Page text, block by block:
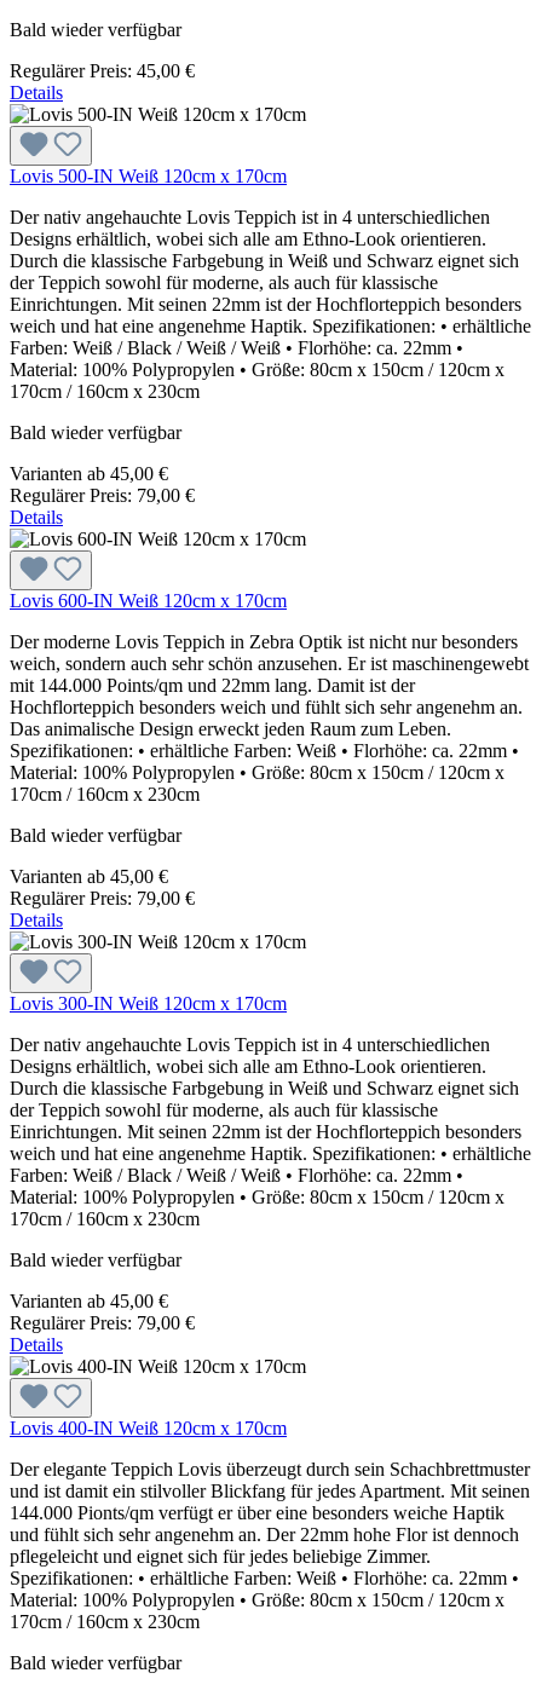
Bald wieder verfügbar
Regulärer Preis: 45,00 €
Details
Lovis 500-IN Weiß 120cm x 170cm
Der nativ angehauchte Lovis Teppich ist in 4 unterschiedlichen
Designs erhältlich, wobei sich alle am Ethno-Look orientieren.
Durch die klassische Farbgebung in Weiß und Schwarz eignet sich
der Teppich sowohl für moderne, als auch für klassische
Einrichtungen. Mit seinen 22mm ist der Hochflorteppich besonders
weich und hat eine angenehme Haptik. Spezifikationen: • erhältliche
Farben: Weiß / Black / Weiß / Weiß • Florhöhe: ca. 22mm •
Material: 100% Polypropylen • Größe: 80cm x 150cm / 120cm x
170cm / 160cm x 230cm
Bald wieder verfügbar
Varianten ab 45,00 €
Regulärer Preis: 79,00 €
Details
Lovis 600-IN Weiß 120cm x 170cm
Der moderne Lovis Teppich in Zebra Optik ist nicht nur besonders
weich, sondern auch sehr schön anzusehen. Er ist maschinengewebt
mit 144.000 Points/qm und 22mm lang. Damit ist der
Hochflorteppich besonders weich und fühlt sich sehr angenehm an.
Das animalische Design erweckt jeden Raum zum Leben.
Spezifikationen: • erhältliche Farben: Weiß • Florhöhe: ca. 22mm •
Material: 100% Polypropylen • Größe: 80cm x 150cm / 120cm x
170cm / 160cm x 230cm
Bald wieder verfügbar
Varianten ab 45,00 €
Regulärer Preis: 79,00 €
Details
Lovis 300-IN Weiß 120cm x 170cm
Der nativ angehauchte Lovis Teppich ist in 4 unterschiedlichen
Designs erhältlich, wobei sich alle am Ethno-Look orientieren.
Durch die klassische Farbgebung in Weiß und Schwarz eignet sich
der Teppich sowohl für moderne, als auch für klassische
Einrichtungen. Mit seinen 22mm ist der Hochflorteppich besonders
weich und hat eine angenehme Haptik. Spezifikationen: • erhältliche
Farben: Weiß / Black / Weiß / Weiß • Florhöhe: ca. 22mm •
Material: 100% Polypropylen • Größe: 80cm x 150cm / 120cm x
170cm / 160cm x 230cm
Bald wieder verfügbar
Varianten ab 45,00 €
Regulärer Preis: 79,00 €
Details
Lovis 400-IN Weiß 120cm x 170cm
Der elegante Teppich Lovis überzeugt durch sein Schachbrettmuster
und ist damit ein stilvoller Blickfang für jedes Apartment. Mit seinen
144.000 Pionts/qm verfügt er über eine besonders weiche Haptik
und fühlt sich sehr angenehm an. Der 22mm hohe Flor ist dennoch
pflegeleicht und eignet sich für jedes beliebige Zimmer.
Spezifikationen: • erhältliche Farben: Weiß • Florhöhe: ca. 22mm •
Material: 100% Polypropylen • Größe: 80cm x 150cm / 120cm x
170cm / 160cm x 230cm
Bald wieder verfügbar